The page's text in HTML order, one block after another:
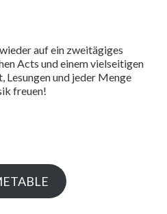
auf ein zweitägiges
Acts und einem vielseitigen
Lesungen und jeder Menge
freuen!